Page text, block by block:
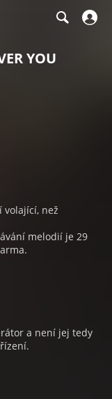
YOU
volající, než
melodií je 29
a není jej tedy